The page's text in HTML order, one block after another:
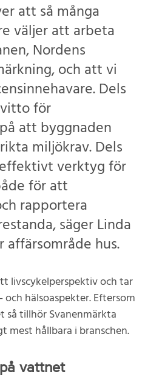
att så många
väljer att arbeta
Nordens
och att vi
Dels
för
att byggnaden
miljökrav. Dels
verktyg för
för att
rapportera
säger Linda
affärsområde hus.
livscykelperspektiv och tar
hälsoaspekter. Eftersom
så tillhör Svanenmärkta
mest hållbara i branschen.
vattnet